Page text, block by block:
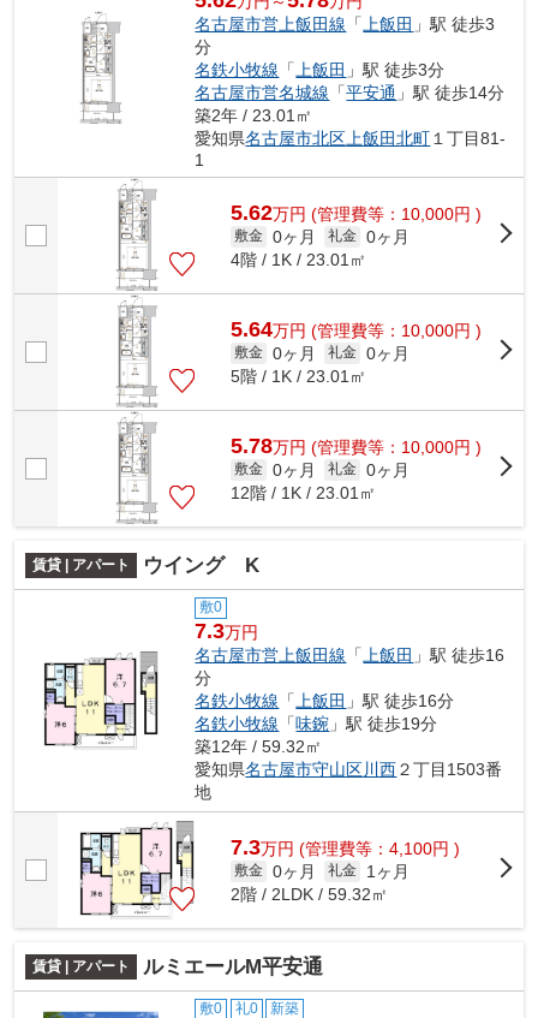
名古屋市営上飯田線 「上飯田 」駅 徒歩3
分
名鉄小牧線 「上飯田 」駅 徒歩3分
名古屋市営名城線 「平安通 」駅 徒歩14分
築2年 / 23.01㎡
愛知県名古屋市北区上飯田北町１丁目81-
1
5.62万円 (管理費等：10,000円 )
敷金 0ヶ月 礼金 0ヶ月
4階 / 1K / 23.01㎡
5.64万円 (管理費等：10,000円 )
敷金 0ヶ月 礼金 0ヶ月
5階 / 1K / 23.01㎡
5.78万円 (管理費等：10,000円 )
敷金 0ヶ月 礼金 0ヶ月
12階 / 1K / 23.01㎡
賃貸 | アパート ウイング K
敷0
7.3万円
名古屋市営上飯田線 「 上飯田 」駅 徒歩16
分
名鉄小牧線 「 上飯田 」駅 徒歩16分
名鉄小牧線 「味鋺 」駅 徒歩19分
築12年 / 59.32㎡
愛知県名古屋市守山区川西２丁目1503番
地
7.3万円 (管理費等：4,100円 )
敷金 0ヶ月 礼金
1ヶ月
2階 / 2LDK / 59.32㎡
賃貸 | アパート ルミエールM平安通
敷0 礼0 新築